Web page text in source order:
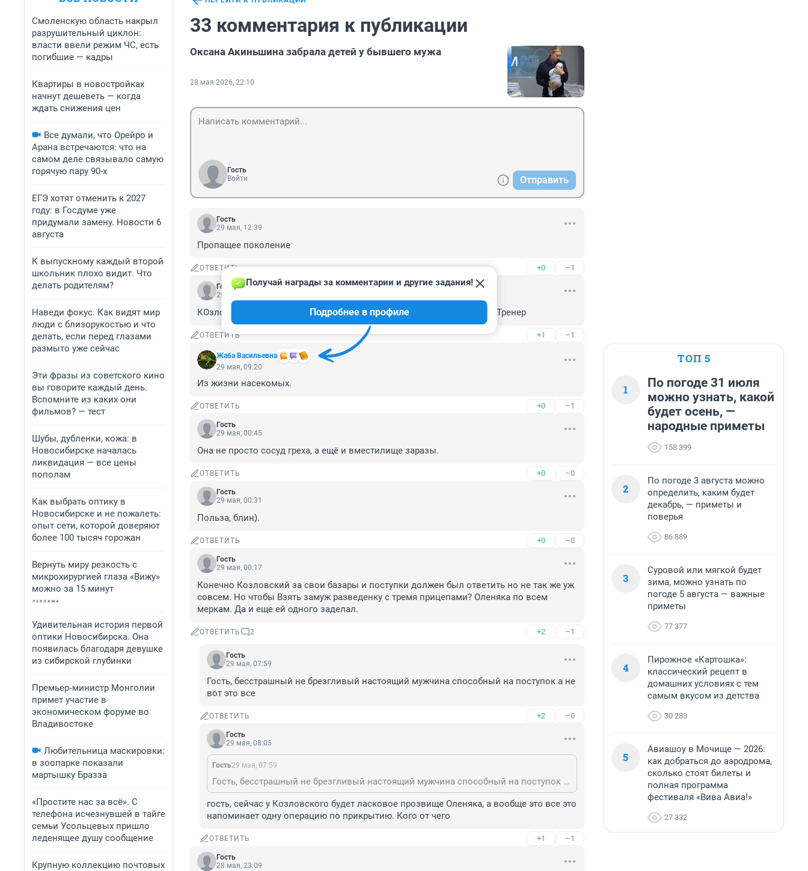
Смоленскую область накрыл
разрушительный циклон:
власти ввели режим ЧС, есть
погибшие — кадры
Квартиры в новостройках
начнут дешеветь — когда
ждать снижения цен
Все думали, что Орейро и
Арана встречаются: что на
самом деле связывало самую
горячую пару 90-х
ЕГЭ хотят отменить к 2027
году: в Госдуме уже
придумали замену. Новости 6
августа
К выпускному каждый второй
школьник плохо видит. Что
делать родителям?
Наведи фокус. Как видят мир
люди с близорукостью и что
делать, если перед глазами
размыто уже сейчас
Эти фразы из советского кино
вы говорите каждый день.
Вспомните из каких они
фильмов? — тест
Шубы, дубленки, кожа: в
Новосибирске началась
ликвидация — все цены
пополам
Как выбрать оптику в
Новосибирске и не пожалеть:
опыт сети, которой доверяют
более 100 тысяч горожан
Вернуть миру резкость с
микрохирургией глаза «Вижу»
можно за 15 минут
Удивительная история первой
оптики Новосибирска. Она
появилась благодаря девушке
из сибирской глубинки
Премьер‑министр Монголии
примет участие в
экономическом форуме во
Владивостоке
Любительница маскировки:
в зоопарке показали
мартышку Бразза
«Простите нас за всё». С
телефона исчезнувшей в тайге
семьи Усольцевых пришло
леденящее душу сообщение
Крупную коллекцию почтовых
33 комментария к публикации
Оксана Акиньшина забрала детей у бывшего мужа
28 мая 2026, 22:10
Гость
Войти
Отправить
Гость
29 мая, 12:39
Пропащее поколение
ОТВЕТИТЬ +0 –1
Гость
29 мая, 12:17
КОзловский кинорежиссер никакой. Сужу по фильмам Чернобыль и Тренер
ОТВЕТИТЬ +1 –1
Жаба Васильевна
Получай награды за комментарии и другие задания!
Подробнее в профиле
29 мая, 09:20
Из жизни насекомых.
ОТВЕТИТЬ +0 –1
Гость
29 мая, 00:45
Она не просто сосуд греха, а ещё и вместилище заразы.
ОТВЕТИТЬ +0 –0
Гость
29 мая, 00:31
Польза, блин).
ОТВЕТИТЬ +0 –0
Гость
29 мая, 00:17
Конечно Козловский за свои базары и поступки должен был ответить но не так же уж
совсем. Но чтобы Взять замуж разведенку с тремя прицепами? Оленяка по всем
меркам. Да и еще ей одного заделал.
ОТВЕТИТЬ 2 +2 –1
Гость
29 мая, 07:59
Гость, бесстрашный не брезгливый настоящий мужчина способный на поступок а не
вот это все
ОТВЕТИТЬ +2 –0
Гость
29 мая, 08:05
Гость29 мая, 07:59
Гость, бесстрашный не брезгливый настоящий мужчина способный на поступок а не вот это все
гость, сейчас у Козловского будет ласковое прозвище Оленяка, а вообще это все это
напоминает одну операцию по прикрытию. Кого от чего
ОТВЕТИТЬ +1 –1
Гость
28 мая, 23:09
ТОП 5
1
По погоде 31 июля
можно узнать, какой
будет осень, —
народные приметы
158 399
2
По погоде 3 августа можно
определить, каким будет
декабрь, — приметы и
поверья
86 889
3
Суровой или мягкой будет
зима, можно узнать по
погоде 5 августа — важные
приметы
77 377
4
Пирожное «Картошка»:
классический рецепт в
домашних условиях с тем
самым вкусом из детства
30 283
5
Авиашоу в Мочище — 2026:
как добраться до аэродрома,
сколько стоят билеты и
полная программа
фестиваля «Вива Авиа!»
27 332